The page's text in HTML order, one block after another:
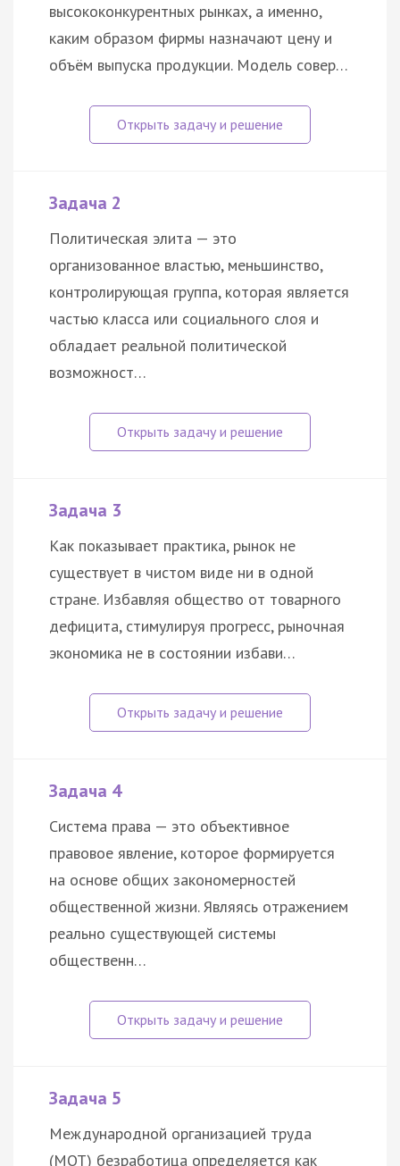
высококонкурентных рынках, а именно,
каким образом фирмы назначают цену и
объём выпуска продукции. Модель совер…
Задача 2
Политическая элита — это
организованное властью, меньшинство,
контролирующая группа, которая является
частью класса или социального слоя и
обладает реальной политической
возможност…
Задача 3
Как показывает практика, рынок не
существует в чистом виде ни в одной
стране. Избавляя общество от товарного
дефицита, стимулируя прогресс, рыночная
экономика не в состоянии избави…
Задача 4
Система права — это объективное
правовое явление, которое формируется
на основе общих закономерностей
общественной жизни. Являясь отражением
реально существующей системы
общественн…
Задача 5
Международной организацией труда
(МОТ) безработица определяется как